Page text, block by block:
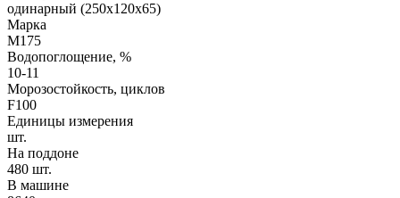
одинарный (250х120х65)
Марка
М175
Водопоглощение, %
10-11
Морозостойкость, циклов
F100
Единицы измерения
шт.
На поддоне
480 шт.
В машине